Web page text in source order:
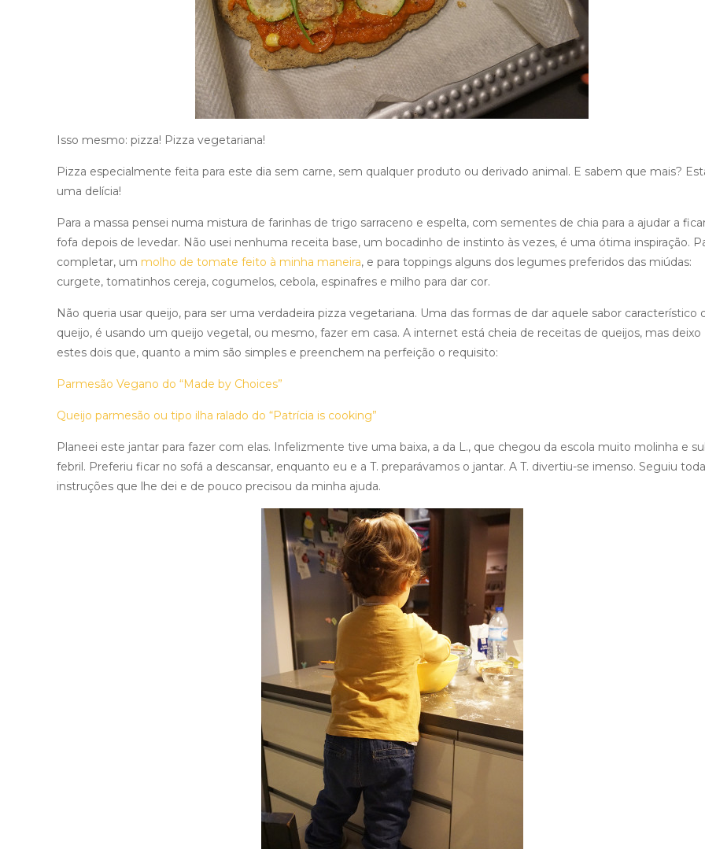
Isso mesmo: pizza! Pizza vegetariana!
Pizza especialmente feita para este dia sem carne, sem qualquer produto ou derivado animal. E sabem que mais?
uma delícia!
Para a massa pensei numa mistura de farinhas de trigo sarraceno e espelta, com sementes de chia para a ajudar a
fofa depois de levedar. Não usei nenhuma receita base, um bocadinho de instinto às vezes, é uma ótima inspiração.
completar, um molho de tomate feito à minha maneira, e para toppings alguns dos legumes preferidos das miúdas:
curgete, tomatinhos cereja, cogumelos, cebola, espinafres e milho para dar cor.
Não queria usar queijo, para ser uma verdadeira pizza vegetariana. Uma das formas de dar aquele sabor característico
queijo, é usando um queijo vegetal, ou mesmo, fazer em casa. A internet está cheia de receitas de queijos, mas deixo
estes dois que, quanto a mim são simples e preenchem na perfeição o requisito:
Parmesão Vegano do “Made by Choices”
Queijo parmesão ou tipo ilha ralado do “Patrícia is cooking”
Planeei este jantar para fazer com elas. Infelizmente tive uma baixa, a da L., que chegou da escola muito molinha e
febril. Preferiu ficar no sofá a descansar, enquanto eu e a T. preparávamos o jantar. A T. divertiu-se imenso. Seguiu
instruções que lhe dei e de pouco precisou da minha ajuda.